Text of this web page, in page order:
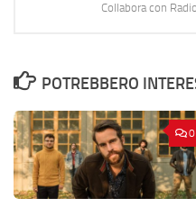
Collabora con
POTREBBERO
0